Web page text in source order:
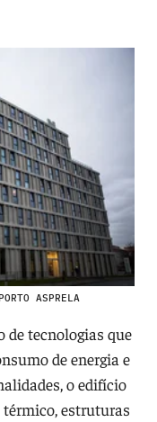
ASPRELA
tecnologias que
de energia e
o edifício
estruturas